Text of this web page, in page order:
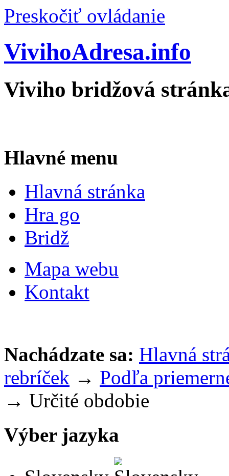
Preskočiť ovládanie
VivihoAdresa.info
Viviho bridžová
Hlavné menu
Hlavná stránka
Hra go
Bridž
Mapa webu
Kontakt
Nachádzate sa: Hlavná
rebríček → Podľa
→ Určité obdobie
Výber jazyka